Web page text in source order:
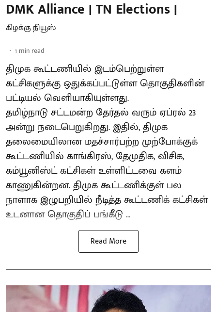
DMK Alliance | TN Elections |
கிழக்கு நியூஸ்
1 min read
திமுக கூட்டணியில் இடம்பெற்றுள்ள
கட்சிகளுக்கு ஒதுக்கப்பட்டுள்ள தொகுதிகளின்
பட்டியல் வெளியாகியுள்ளது.
தமிழ்நாடு சட்டமன்ற தேர்தல் வரும் ஏப்ரல் 23
அன்று நடைபெறுகிறது. இதில், திமுக
தலைமையிலான மதச்சார்பற்ற முற்போக்குக்
கூட்டணியில் காங்கிரஸ், தேமுதிக, விசிக,
கம்யூனிஸ்ட் கட்சிகள் உள்ளிட்டவை களம்
காணுகின்றன. திமுக கூட்டணிக்குள் பல
நாளாக இழுபறியில் நீடித்த கூட்டணிக் கட்சிகள்
உடனான தொகுதிப் பங்கீடு ...
Read More